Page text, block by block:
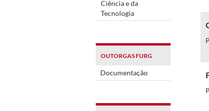
Ciência e da
Tecnologia
OUTORGAS FURG
Documentação